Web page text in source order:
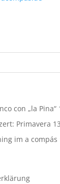
con „la Pina“
Primavera
im a compás